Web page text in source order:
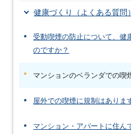
健康づくり（よくある質問）
受動喫煙の防止について、健
のですか？
マンションのベランダでの喫
屋外での喫煙に規制はありま
マンション・アパートに住ん